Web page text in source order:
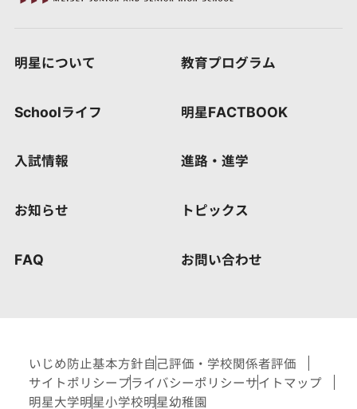
明星について 教育プログラム
Schoolライフ 明星FACTBOOK
入試情報 進路・進学
お知らせ トピックス
FAQ お問い合わせ
いじめ防止基本方針自己評価・学校関係者評価
サイトポリシー プライバシーポリシーサイトマップ
明星大学明星小学校明星幼稚園